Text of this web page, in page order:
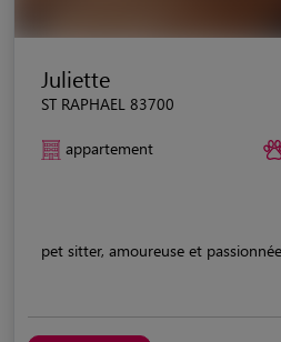
Juliette
ST RAPHAEL 83700
appartement
pet sitter, amoureuse et